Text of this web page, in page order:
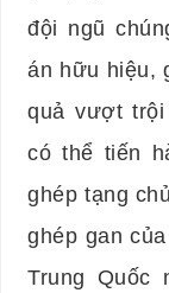
đội ngũ
án hữu hiệu,
quả vượt trội
có thể tiến
ghép tạng
ghép gan
Trung Quốc